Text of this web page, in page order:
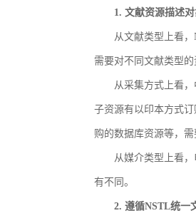
1. 文献资源描述
从文献类型上看
需要对不同文献类型
从采集方式上看
子资源有以印本方式
购的数据库资源等，
从媒介类型上看
有不同。
2. 遵循NSTL统一